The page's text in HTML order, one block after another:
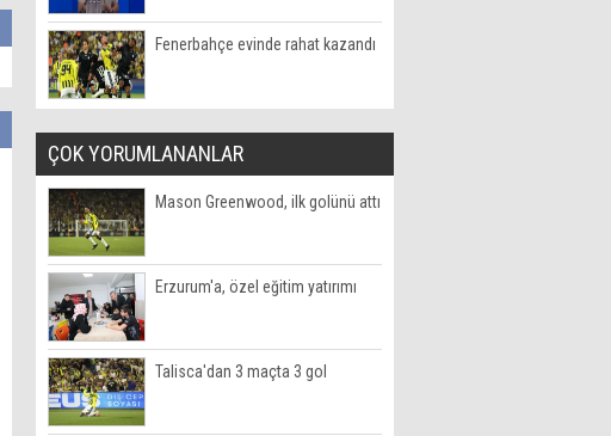
Fenerbahçe evinde rahat kazandı
ÇOK YORUMLANANLAR
Mason Greenwood, ilk golünü attı
Erzurum'a, özel eğitim yatırımı
Talisca'dan 3 maçta 3 gol